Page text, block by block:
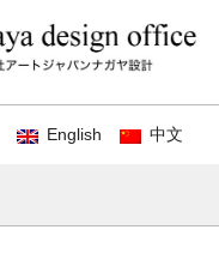
English 中文